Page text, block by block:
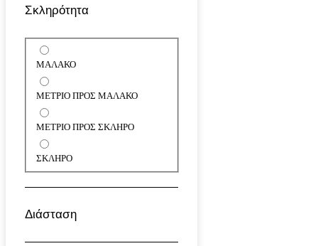
Σκληρότητα
ΜΑΛΑΚΟ
ΜΕΤΡΙΟ ΠΡΟΣ ΜΑΛΑΚΟ
ΜΕΤΡΙΟ ΠΡΟΣ ΣΚΛΗΡΟ
ΣΚΛΗΡΟ
Διάσταση